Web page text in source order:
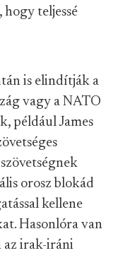
, hogy teljessé
is elindítják a
vagy a NATO
például James
orosz blokád
kellene
Hasonlóra van
az irak-iráni